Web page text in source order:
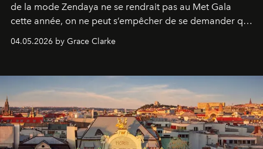
de la mode Zendaya ne se rendrait pas au Met Gala
cette année, on ne peut s’empêcher de se demander qui
sera présent.
04.05.2026 by Grace Clarke